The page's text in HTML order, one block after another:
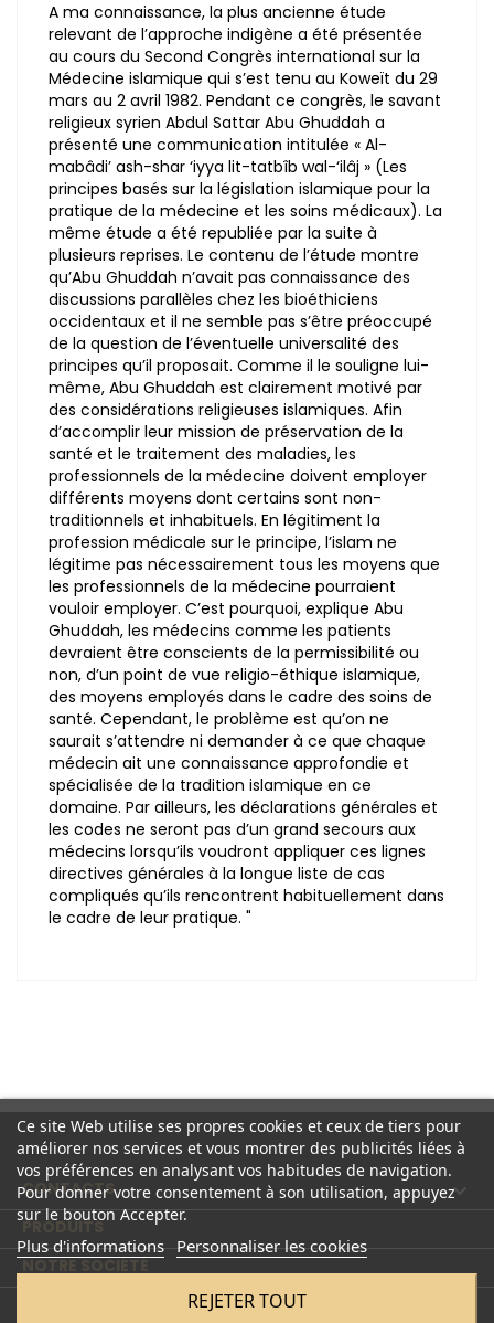
A ma connaissance, la plus ancienne étude
relevant de l’approche indigène a été présentée
au cours du Second Congrès international sur la
Médecine islamique qui s’est tenu au Koweït du 29
mars au 2 avril 1982. Pendant ce congrès, le savant
religieux syrien Abdul Sattar Abu Ghuddah a
présenté une communication intitulée « Al-
mabâdi’ ash-shar ‘iyya lit-tatbîb wal-‘ilâj » (Les
principes basés sur la législation islamique pour la
pratique de la médecine et les soins médicaux). La
même étude a été republiée par la suite à
plusieurs reprises. Le contenu de l’étude montre
qu’Abu Ghuddah n’avait pas connaissance des
discussions parallèles chez les bioéthiciens
occidentaux et il ne semble pas s’être préoccupé
de la question de l’éventuelle universalité des
principes qu’il proposait. Comme il le souligne lui-
même, Abu Ghuddah est clairement motivé par
des considérations religieuses islamiques. Afin
d’accomplir leur mission de préservation de la
santé et le traitement des maladies, les
professionnels de la médecine doivent employer
différents moyens dont certains sont non-
traditionnels et inhabituels. En légitiment la
profession médicale sur le principe, l’islam ne
légitime pas nécessairement tous les moyens que
les professionnels de la médecine pourraient
vouloir employer. C’est pourquoi, explique Abu
Ghuddah, les médecins comme les patients
devraient être conscients de la permissibilité ou
non, d’un point de vue religio-éthique islamique,
des moyens employés dans le cadre des soins de
santé. Cependant, le problème est qu’on ne
saurait s’attendre ni demander à ce que chaque
médecin ait une connaissance approfondie et
spécialisée de la tradition islamique en ce
domaine. Par ailleurs, les déclarations générales et
les codes ne seront pas d’un grand secours aux
médecins lorsqu’ils voudront appliquer ces lignes
directives générales à la longue liste de cas
compliqués qu’ils rencontrent habituellement dans
le cadre de leur pratique. "
CONTACTS 
PRODUITS

Ce site Web utilise ses propres cookies et ceux de tiers pour
améliorer nos services et vous montrer des publicités liées à
vos préférences en analysant vos habitudes de navigation.
Pour donner votre consentement à son utilisation, appuyez
sur le bouton Accepter.
Plus d'informations Personnaliser les cookies
REJETER TOUT